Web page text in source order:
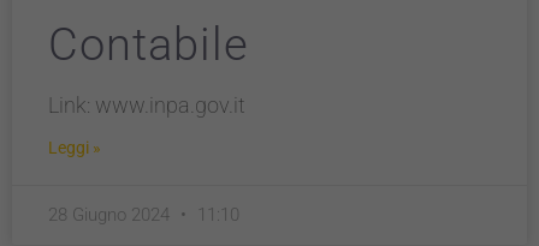
Contabile
Link: www.inpa.gov.it
Leggi »
28 Giugno 2024 11:10